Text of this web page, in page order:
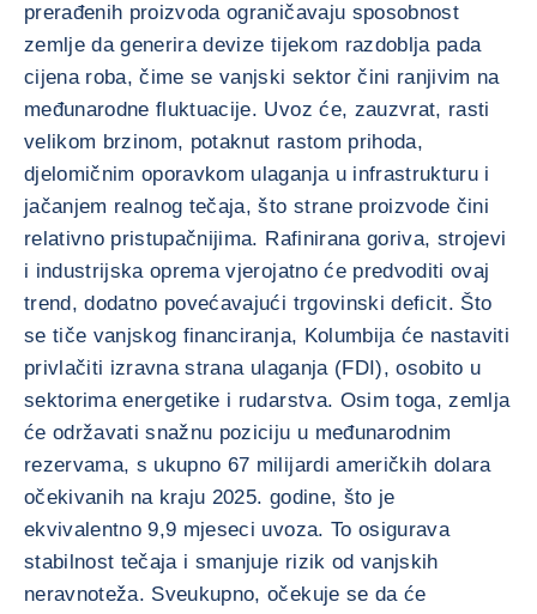
prerađenih proizvoda ograničavaju sposobnost
zemlje da generira devize tijekom razdoblja pada
cijena roba, čime se vanjski sektor čini ranjivim na
međunarodne fluktuacije. Uvoz će, zauzvrat, rasti
velikom brzinom, potaknut rastom prihoda,
djelomičnim oporavkom ulaganja u infrastrukturu i
jačanjem realnog tečaja, što strane proizvode čini
relativno pristupačnijima. Rafinirana goriva, strojevi
i industrijska oprema vjerojatno će predvoditi ovaj
trend, dodatno povećavajući trgovinski deficit. Što
se tiče vanjskog financiranja, Kolumbija će nastaviti
privlačiti izravna strana ulaganja (FDI), osobito u
sektorima energetike i rudarstva. Osim toga, zemlja
će održavati snažnu poziciju u međunarodnim
rezervama, s ukupno 67 milijardi američkih dolara
očekivanih na kraju 2025. godine, što je
ekvivalentno 9,9 mjeseci uvoza. To osigurava
stabilnost tečaja i smanjuje rizik od vanjskih
neravnoteža. Sveukupno, očekuje se da će